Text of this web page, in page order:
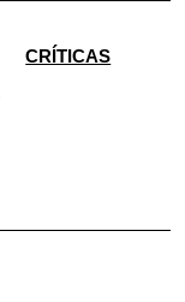
CRÍTICAS